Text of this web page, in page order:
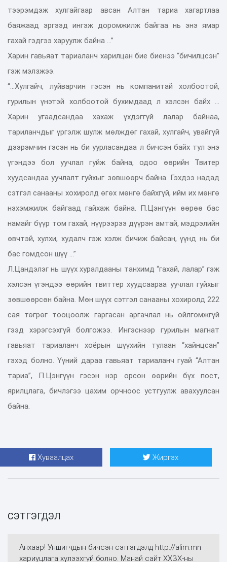
тээрэмдэж хулгайгаар авсан Алтан тариа хагартлаа
баяжаад эргээд ингэж доромжилж байгаа нь энэ ямар
гахай гэдгээ харуулж байна ...”
Харин гавьяат тариаланч харилцан бие биенээ “бичилцсэн”
гэж мэлзжээ.
“...Хулгайч, луйварчин гэсэн нь компанитай холбоотой,
гурилын үнэтэй холбоотой бухимдаад л хэлсэн байх ...
Харин угаадсандаа хахаж үхдэггүй лалар байнаа,
тариланчдыг үргэлж шулж мөлждөг гахай, хулгайч, увайгүй
дээрэмчин гэсэн нь би уурласандаа л бичсэн байх тул энэ
үгэндээ бол уучлал гуйж байна, одоо өөрийн Твитер
хуудсандаа уучлалт гуйхыг зөвшөөрч байна. Гэхдээ надад
сэтгэл санааны хохиролд өгөх мөнгө байхгүй, ийм их мөнгө
нэхэмжилж байгаад гайхаж байна. П.Цэнгүүн өөрөө бас
намайг бүүр том гахай, нүүрээрээ дүүрэн амтай, мэдрэлийн
өвчтэй, хулхи, худалч гэж хэлж бичиж байсан, үүнд нь би
бас гомдсон шүү ...”
Л.Цандэлэг нь шүүх хуралдааны танхимд “гахай, лалар” гэж
хэлсэн үгэндээ өөрийн твиттер хуудсаараа уучлал гуйхыг
зөвшөөрсөн байна. Мөн шүүх сэтгэл санааны хохиролд 222
сая төгрөг тооцоолж гаргасан аргачлал нь ойлгомжгүй
гээд хэрэгсэхгүй болгожээ. Ингэснээр гурилын магнат
гавьяат тариаланч хоёрын шүүхийн тулаан “хайнцсан”
гэхэд болно. Үүний дараа гавьяат тариаланч гуай “Алтан
тариа”, П.Цэнгүүн гэсэн нэр орсон өөрийн бүх пост,
ярилцлага, бичлэгээ цахим орчноос устгуулж авахуулсан
байна.
Хуваалцах Жиргэх
СЭТГЭГДЭЛ
Анхаар! Уншигчдын бичсэн сэтгэгдэлд http://alim.mn
хариуцлага хүлээхгүй болно. Манай сайт ХХЗХ-ны